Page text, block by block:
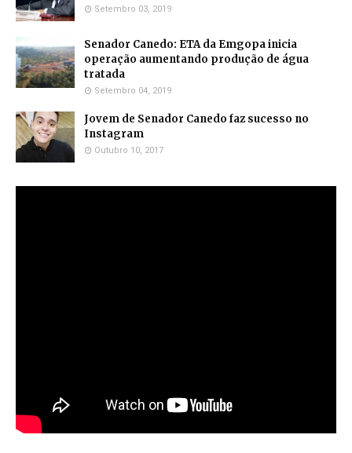
Setembro 03, 2019
Senador Canedo: ETA da Emgopa inicia
operação aumentando produção de água
tratada
Setembro 04, 2019
Jovem de Senador Canedo faz sucesso no
Instagram
Outubro 10, 2017